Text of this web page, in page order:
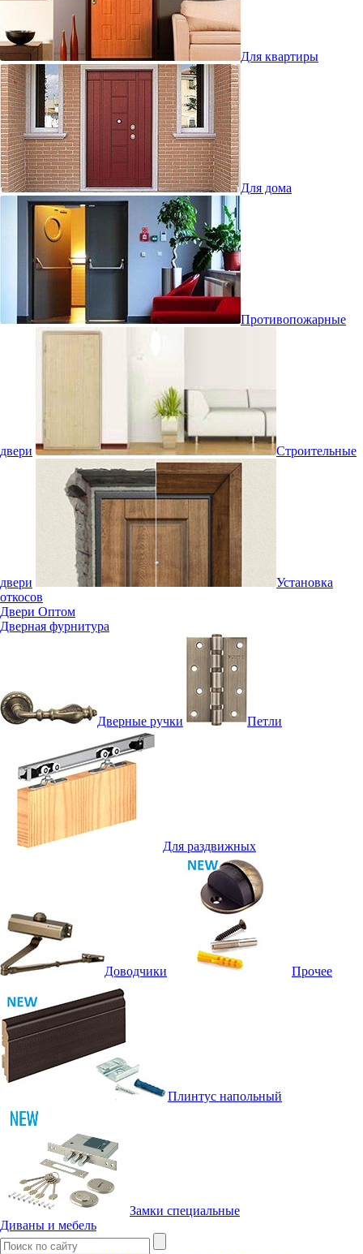
Для квартиры
Для дома
Противопожарные
двери Строительные
двери
Установка
откосов
Двери Оптом
Дверная фурнитура
Дверные ручки Петли
Для раздвижных
Доводчики Прочее
Плинтус напольный
Замки специальные
Диваны и мебель